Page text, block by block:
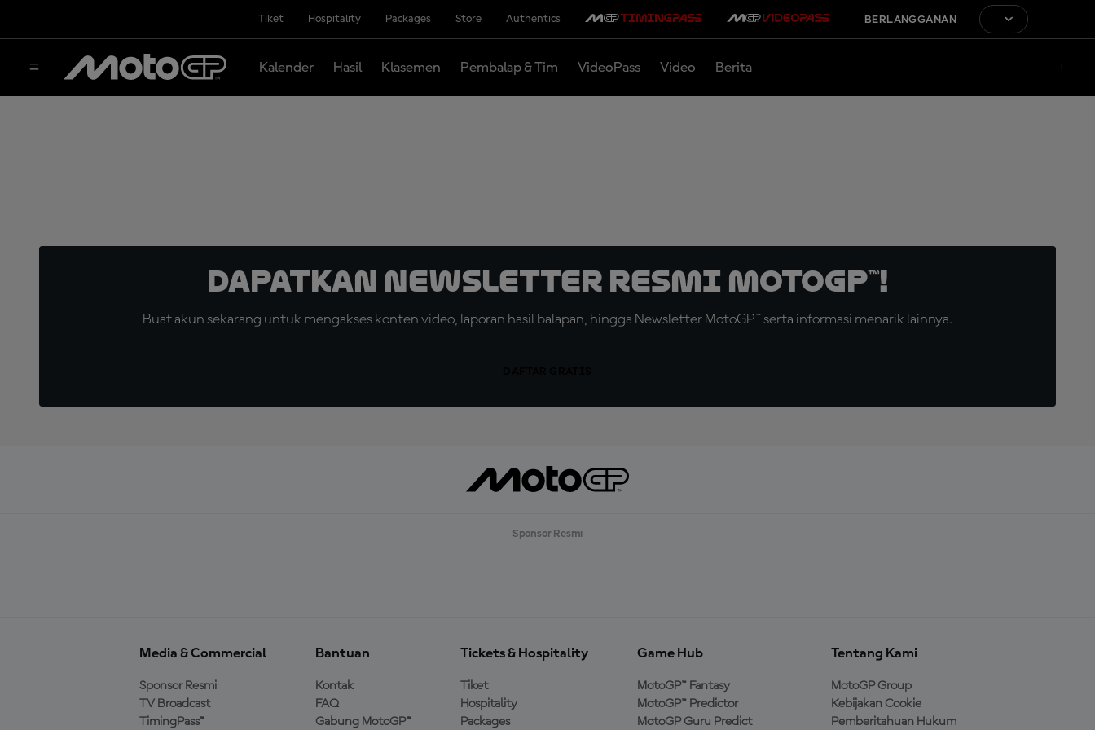
Tiket Hospitality Packages Store Authentics BERLANGGANAN
Kalender Hasil Klasemen Pembalap & Tim VideoPass Video Berita
Dapatkan Newsletter Resmi MotoGP™!
Buat akun sekarang untuk mengakses konten video, laporan hasil balapan, hingga Newsletter MotoGP™ serta informasi menarik lainnya.
Sponsor Resmi
Media & Commercial
Sponsor Resmi
TV Broadcast
TimingPass™
Bantuan
Kontak
FAQ
Gabung MotoGP™
Tickets & Hospitality
Tiket
Hospitality
Packages
Game Hub
MotoGP™ Fantasy
MotoGP™ Predictor
MotoGP Guru Predict
Tentang Kami
MotoGP Group
Kebijakan Cookie
Pemberitahuan Hukum